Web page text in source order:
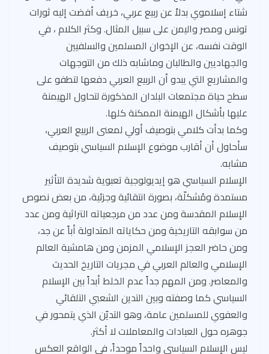
شتاء إسلاموي بدلاً عن ربيع عربي، خريف أفضت إليه ثورات
تونس ومصر واليمن على سبيل المثال. وكثر الكلام ، في
الوقت نفسه، عن الإخوان المسلمين والسلفيين
والجهاديين والطالبان وماشابه ذلك من التوجهات
والمشاريع التي يبدو أن الربيع العربي دفعها لتطفو على
سطح حياة مجتمعات البلدان المذكورة لتحاول الهيمنة
عليها بأشكال الهيمنة الممكنة كلها.
وكما بدأت كلامي بتوصيف أولي لمعنى الربيع العربي،
سأحاول أن أقارب موضوع الإسلام السياسي بتوصيف
مشابه.
الإسلام السياسي هو إيديولوجية تعبوية شديدة التأثير
مستمدة ومُشكلّة، بصورة انتقائية وجزئية، من بعض نصوص
الإسلام المقدسة ومن عدد من مرجعياته التراثية ومن عدد
من سوابقه التاريخية ومن حكاياته المتداولة أباً عن جد،
ومن حاضر العجز الإسلامي المزمن ومن هامشية العالم
الإسلامي والعالم العربي في مجريات التاريخ الحديث
والمعاصر. ومن المهم جداً عدم الخلط أبداً بين الإسلام
السياسي كما وصفته وبين التدين الشعبي التلقائي
والعفوي للمسلمين عامة، وهو التديّن الذي يتمحور في
جوهره حول العبادات والمعاملات لا أكثر.
ليس الإسلام السياسي واحداً موحداً، في الواقع العكس